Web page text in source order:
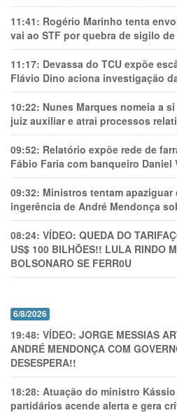
11:41: Rogério Marinho tenta
vai ao STF por quebra de sigilo de
11:17: Devassa do TCU expõe
Flávio Dino aciona investigação
10:22: Nunes Marques nomeia a
juiz auxiliar e atrai processos
09:52: Relatório expõe rede de
Fábio Faria com banqueiro Daniel
09:32: Ministros tentam apaziguar
ingerência de André Mendonça
08:24: VÍDEO: QUEDA DO
US$ 100 BILHÕES!! LULA RINDO
BOLSONARO SE FERR0U
6/8/2026
19:48: VÍDEO: JORGE MESSIAS
ANDRÉ MENDONÇA COM
DESESPERA!!
18:28: Atuação do ministro
partidários acende alerta e gera